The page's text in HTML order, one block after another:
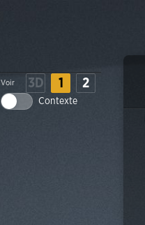
Voir 3D 1 2
Contexte